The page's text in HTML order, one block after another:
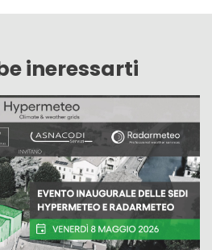
ineressarti